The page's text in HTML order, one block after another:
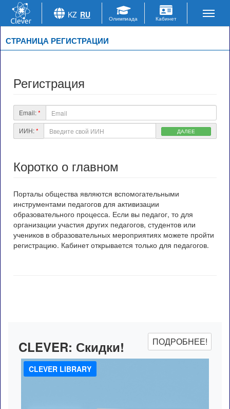
СТРАНИЦА РЕГИСТРАЦИИ
Регистрация
Email:*
ИИН:* ДАЛЕЕ
Коротко о главном
Порталы общества являются вспомогательными
инструментами педагогов для активизации
образовательного процесса. Если вы педагог, то для
организации участия других педагогов, студентов или
учеников в образовательных мероприятиях можете пройти
регистрацию. Кабинет открывается только для педагогов.
CLEVER: Скидки! ПОДРОБНЕЕ!
CLEVER LIBRARY
KZ RU